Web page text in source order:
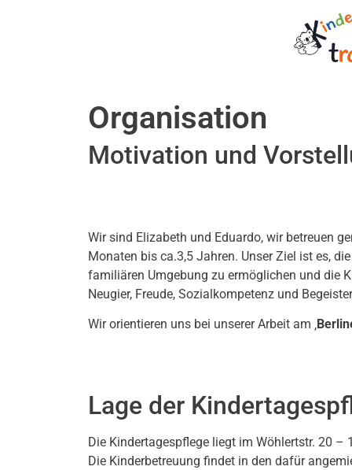
Organisation
Motivation und
Wir sind Elizabeth und Eduardo, wir betreuen
Monaten bis ca.3,5 Jahren. Unser Ziel ist es,
familiären Umgebung zu ermöglichen und die
Neugier, Freude, Sozialkompetenz und
Wir orientieren uns bei unserer Arbeit am ‚
Lage der
Die Kindertagespflege liegt im Wöhlertstr. 20
Die Kinderbetreuung findet in den dafür